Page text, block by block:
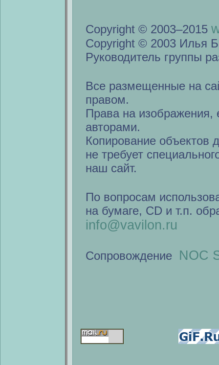
Copyright © 2003–2015
Copyright © 2003 Илья
Руководитель группы
Все размещенные на
правом.
Права на изображения,
авторами.
Копирование объектов
не требует
наш сайт.
По вопросам
на бумаге, CD и т.п.
info@vavilon.ru
Сопровождение NOC